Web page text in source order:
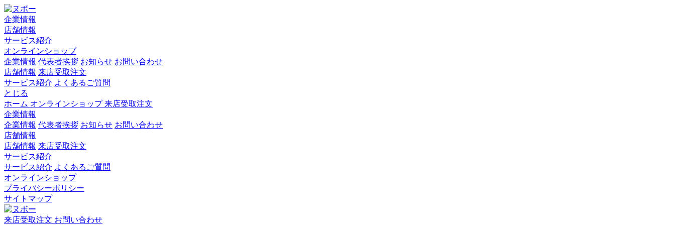
企業情報
店舗情報
サービス紹介
オンラインショップ
企業情報 代表者挨拶 お知らせ お問い合わせ
店舗情報 来店受取注文
サービス紹介 よくあるご質問
とじる
ホーム オンラインショップ来店受取注文
企業情報
企業情報 代表者挨拶 お知らせ お問い合わせ
店舗情報
店舗情報 来店受取注文
サービス紹介
サービス紹介 よくあるご質問
オンラインショップ
プライバシーポリシー
サイトマップ
来店受取注文 お問い合わせ